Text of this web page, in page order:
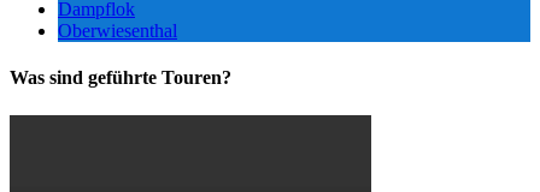
Dampflok
Oberwiesenthal
Was sind geführte Touren?